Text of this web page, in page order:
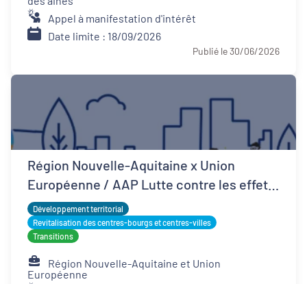
Appel à manifestation d'intérêt
Date limite : 18/09/2026
Publié le 30/06/2026
Région Nouvelle-Aquitaine x Union
Européenne / AAP Lutte contre les effets
d'îlots de chaleur urbains
Développement territorial
Revitalisation des centres-bourgs et centres-villes
Transitions
Région Nouvelle-Aquitaine et Union
Européenne